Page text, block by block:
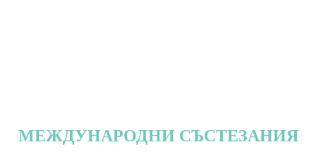
МЕЖДУНАРОДНИ СЪСТЕЗАНИЯ